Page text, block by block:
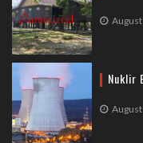
Nuklir